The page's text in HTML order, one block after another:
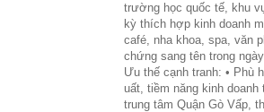
trường học quốc tế, khu
kỳ thích hợp kinh doanh
café, nha khoa, spa, văn
chứng sang tên trong
Ưu thế cạnh tranh: • Phù
uất, tiềm năng kinh
trung tâm Quận Gò Vấp,